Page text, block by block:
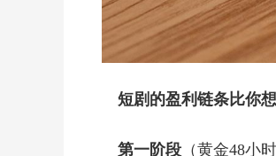
短剧的盈利链条比你
第一阶段 （黄金48小